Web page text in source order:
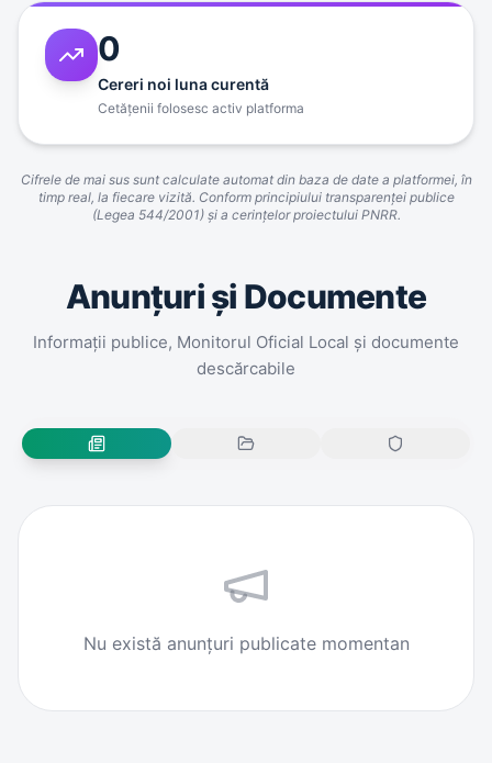
0
Cereri noi luna curentă
Cetăţenii folosesc activ platforma
Cifrele de mai sus sunt calculate automat din baza de date a platformei, în
timp real, la fiecare vizită. Conform principiului transparenţei publice
(Legea 544/2001) şi a cerinţelor proiectului PNRR.
Anunțuri și Documente
Informații publice, Monitorul Oficial Local și documente
descărcabile
Nu există anunțuri publicate momentan